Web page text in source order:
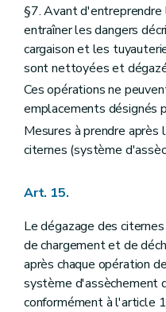
§7. Avant d'entreprendre
entraîner les dangers
cargaison et les
sont nettoyées et
Ces opérations ne
emplacements désignés
Mesures à prendre
citernes (système
Art. 15.
Le dégazage des
de chargement et de
après chaque opération
système d'assèchement
conformément à l'article